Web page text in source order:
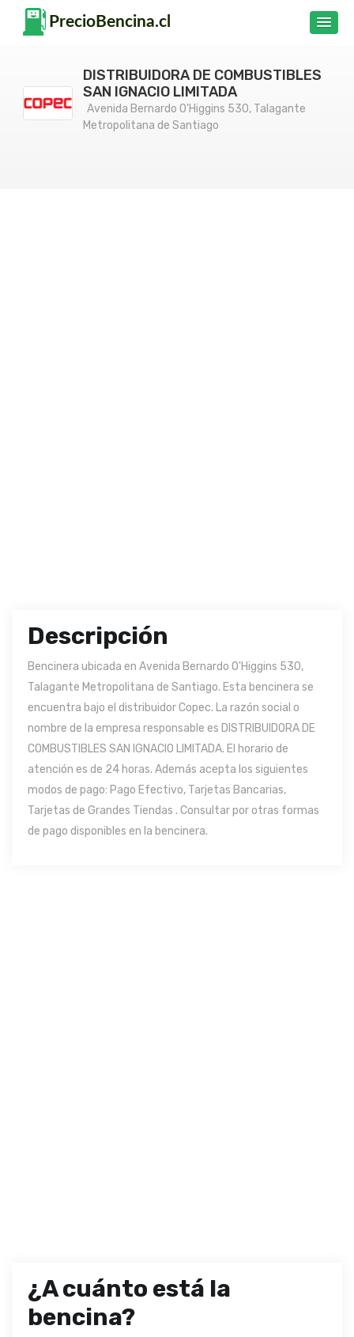
DISTRIBUIDORA DE COMBUSTIBLES
SAN IGNACIO LIMITADA
Avenida Bernardo O'Higgins 530, Talagante
Metropolitana de Santiago
Descripción
Bencinera ubicada en Avenida Bernardo O'Higgins 530,
Talagante Metropolitana de Santiago. Esta bencinera se
encuentra bajo el distribuidor Copec. La razón social o
nombre de la empresa responsable es DISTRIBUIDORA DE
COMBUSTIBLES SAN IGNACIO LIMITADA. El horario de
atención es de 24 horas. Además acepta los siguientes
modos de pago: Pago Efectivo, Tarjetas Bancarias,
Tarjetas de Grandes Tiendas . Consultar por otras formas
de pago disponibles en la bencinera.
¿A cuánto está la
bencina?